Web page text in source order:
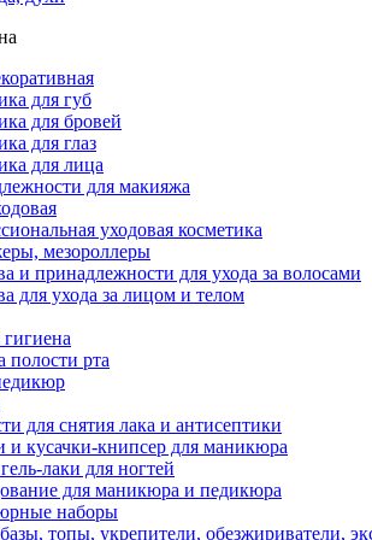
для губ
для бровей
для глаз
для лица
для макияжа
уходовая косметика
мезороллеры
и принадлежности для ухода за волосами
для ухода за лицом и телом
полости рта
для снятия лака и антисептики
и кусачки-книпсер для маникюра
лаки для ногтей
для маникюра и педикюра
наборы
топы, укрепители, обезжириватели,